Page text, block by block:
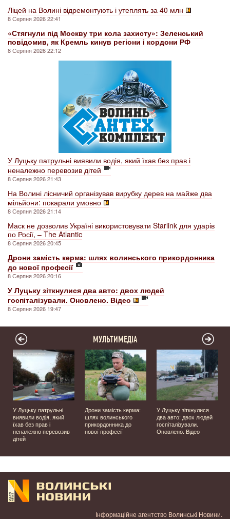
Ліцей на Волині відремонтують і утеплять за 40 млн
8 Серпня 2026 22:41
«Стягнули під Москву три кола захисту»: Зеленський
повідомив, як Кремль кинув регіони і кордони РФ
8 Серпня 2026 22:12
У Луцьку патрульні виявили водія, який їхав без прав і
неналежно перевозив дітей
8 Серпня 2026 21:43
На Волині лісничий організував вирубку дерев на майже два
мільйони: покарали умовно
8 Серпня 2026 21:14
Маск не дозволив Україні використовувати Starlink для ударів
по Росії, – The Atlantic
8 Серпня 2026 20:45
Дрони замість керма: шлях волинського прикордонника
до нової професії
8 Серпня 2026 20:16
У Луцьку зіткнулися два авто: двох людей
госпіталізували. Оновлено. Відео
8 Серпня 2026 19:47
МУЛЬТИМЕДІА
У Луцьку патрульні
виявили водія, який
їхав без прав і
неналежно перевозив
дітей
Дрони замість керма:
шлях волинського
прикордонника до
нової професії
У Луцьку зіткнулися
два авто: двох людей
госпіталізували.
Оновлено. Відео
Інформаційне агентство Волинські Новини.